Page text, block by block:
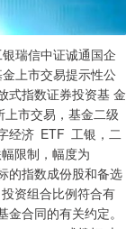
信中证诚通国企
市交易提示性公
指数证券投资基 金
市交易，基金二级
经济 ETF 工银，二
限制，幅度为
指数成份股和备选
资组合比例符合有
合同的有关约定。